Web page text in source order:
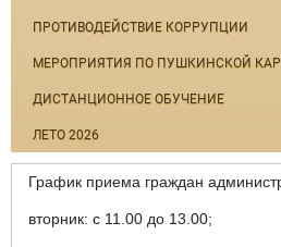
ПРОТИВОДЕЙСТВИЕ КОРРУПЦИИ
МЕРОПРИЯТИЯ ПО ПУШКИНСКОЙ
ДИСТАНЦИОННОЕ ОБУЧЕНИЕ
ЛЕТО 2026
График приема граждан
вторник: с 11.00 до 13.00;